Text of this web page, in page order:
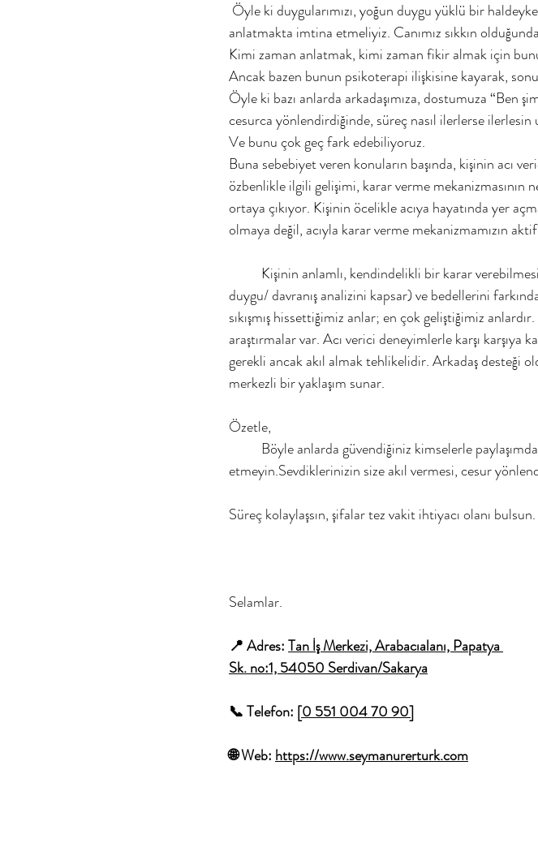
anlatmakta imtina etmeliyiz. Canımız sıkkın
Kimi zaman anlatmak, kimi zaman fikir almak için
Ancak bazen bunun psikoterapi ilişkisine kayarak,
Öyle ki bazı anlarda arkadaşımıza, dostumuza “Ben
cesurca yönlendirdiğinde, süreç nasıl ilerlerse
Ve bunu çok geç fark edebiliyoruz.
Buna sebebiyet veren konuların başında, kişinin acı
özbenlikle ilgili gelişimi, karar verme mekanizmasının
ortaya çıkıyor. Kişinin öcelikle acıya hayatında yer
olmaya değil, acıyla karar verme mekanizmamızın
duygu/ davranış analizini kapsar) ve bedellerini
sıkışmış hissettiğimiz anlar; en çok geliştiğimiz
araştırmalar var. Acı verici deneyimlerle karşı karşıya
gerekli ancak akıl almak tehlikelidir. Arkadaş desteği
merkezli bir yaklaşım sunar.
Özetle,
etmeyin.Sevdiklerinizin size akıl vermesi, cesur
Süreç kolaylaşsın, şifalar tez vakit ihtiyacı olanı bulsun.
Selamlar.
📍 Adres: Tan İş Merkezi, Arabacıalanı, Papatya
Sk. no:1, 54050 Serdivan/Sakarya
📞 Telefon: [0 551 004 70 90]
🌐 Web: https://www.seymanurerturk.com